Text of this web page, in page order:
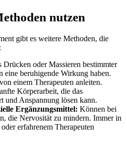
nutzen
gibt es weitere Methoden, die
Drücken oder Massieren bestimmter
eine beruhigende Wirkung haben.
einem Therapeuten anleiten.
Körperarbeit, die das
und Anspannung lösen kann.
Ergänzungsmittel: Können bei
die Nervosität zu mindern. Immer in
erfahrenem Therapeuten